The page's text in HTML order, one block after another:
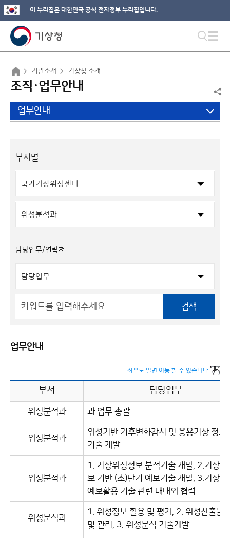
이 누리집은 대한민국 공식 전자정부 누리집입니다.
기관소개 기상청 소개
조직·업무안내
업무안내
부서별
담당업무/연락처
검색
업무안내
좌우로 밀면 이동 할 수 있습니다.
부서 담당업무
위성분석과 과 업무 총괄
위성분석과
위성기반 기후변화감시 및 응용기상 정보
기술 개발
위성분석과
1. 기상위성정보 분석기술 개발, 2.기상위
보 기반 (초)단기 예보기술 개발, 3.기상위
예보활용 기술 관련 대내외 협력
위성분석과
1. 위성정보 활용 및 평가, 2. 위성산출물
및 관리, 3. 위성분석 기술개발